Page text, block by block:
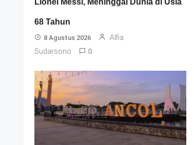
Lionel Messi, Meninggal Dunia di Usia
68 Tahun
8 Agustus 2026
Alfia
Sudarsono
0